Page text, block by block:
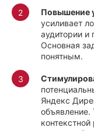
Повышение
усиливает
аудитории и
Основная
понятным.
Яндекс
объявление.